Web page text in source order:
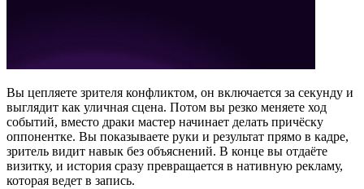
Вы цепляете зрителя конфликтом, он включается за секунду и
выглядит как уличная сцена. Потом вы резко меняете ход
событий, вместо драки мастер начинает делать причёску
оппонентке. Вы показываете руки и результат прямо в кадре,
зритель видит навык без объяснений. В конце вы отдаёте
визитку, и история сразу превращается в нативную рекламу,
которая ведет в запись.